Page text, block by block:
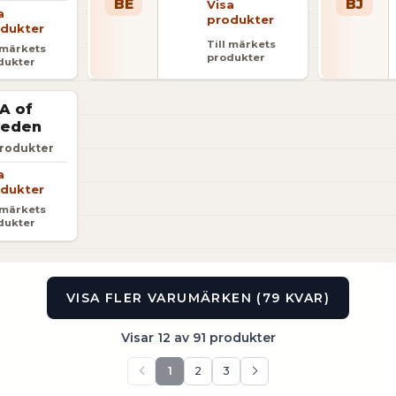
BE
Visa
produkter
Till märkets
produkter
BJ
of
VISA FLER VARUMÄRKEN (79 KVAR)
Visar 12 av 91 produkter
Föregående sida
1 2 3
Nästa sida